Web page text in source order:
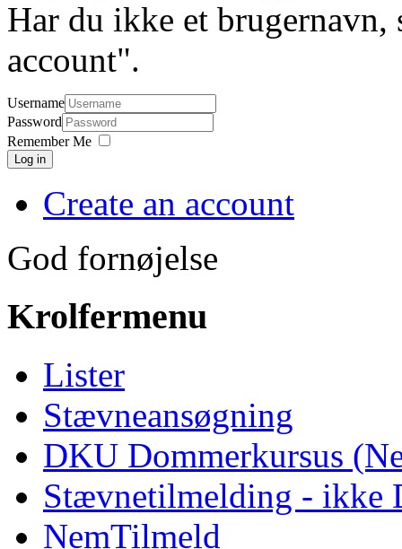
Har du ikke et brugernavn,
account".
Username
Password
Remember Me
Log in
Create an account
God fornøjelse
Krolfermenu
Lister
Stævneansøgning
DKU Dommerkursus
Stævnetilmelding - ikke
NemTilmeld